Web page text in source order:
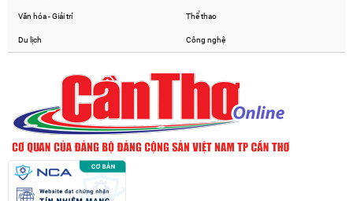
Văn hóa - Giải trí Thể thao
Du lịch Công nghệ